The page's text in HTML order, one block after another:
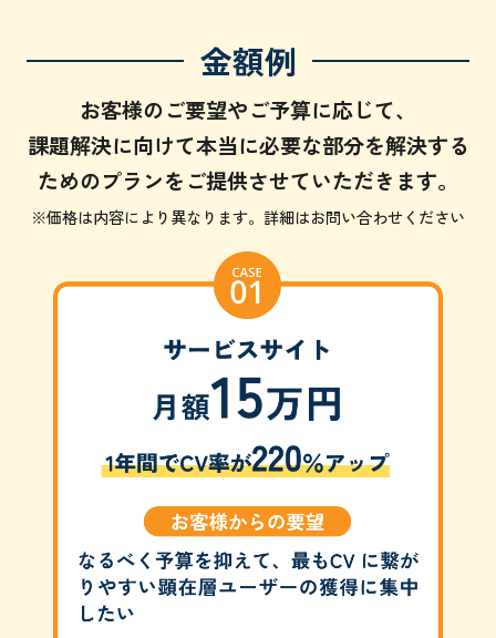
金額例
お客様のご要望やご予算に応じて、
課題解決に向けて本当に必要な部分を解決する
ためのプランをご提供させていただきます。
※価格は内容により異なります。詳細はお問い合わせください